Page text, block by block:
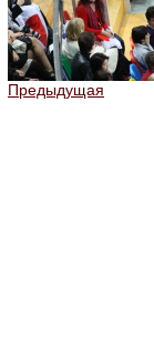
Предыдущая